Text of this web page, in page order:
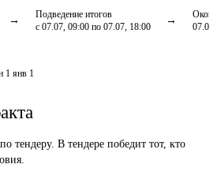
Подведение итогов
с 07.07, 09:00 по 07.07, 18:00
1 янв 1
тендеру. В тендере победит тот, кто